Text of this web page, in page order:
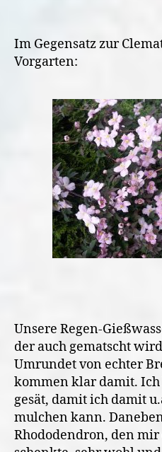
Im Gegensatz zur
Vorgarten:
Unsere Regen-
der auch gematscht
Umrundet von echter
kommen klar damit.
gesät, damit ich damit
mulchen kann.
Rhododendron, den